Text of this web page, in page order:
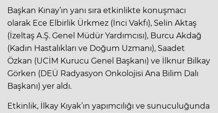
Başkan Kınay’ın yanı sıra etkinlikte konuşmacı
olarak Ece Elbirlik Ürkmez (İnci Vakfı), Selin Aktaş
(İzeltaş A.Ş. Genel Müdür Yardımcısı), Burcu Akdağ
(Kadın Hastalıkları ve Doğum Uzmanı), Saadet
Özkan (UCİM Kurucu Genel Başkanı) ve İlknur Bilkay
Görken (DEÜ Radyasyon Onkolojisi Ana Bilim Dalı
Başkanı) yer aldı.
Etkinlik, İlkay Kıyak’ın yapımcılığı ve sunuculuğunda